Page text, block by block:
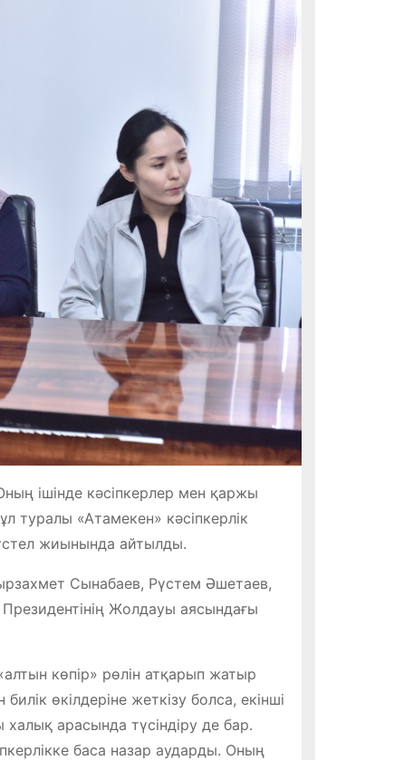
ішінде кәсіпкерлер мен қаржы
туралы «Атамекен» кәсіпкерлік
жиынында айтылды.
Сынабаев, Рүстем Әшетаев,
Президентінің Жолдауы аясындағы
көпір» рөлін атқарып жатыр
өкілдеріне жеткізу болса, екінші
арасында түсіндіру де бар.
баса назар аударды. Оның